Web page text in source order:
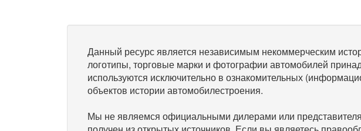
Данный ресурс является независимым некоммерческим
логотипы, торговые марки и фотографии автомобилей
используются исключительно в ознакомительных
объектов истории автомобилестроения.
Мы не являемся официальными дилерами или